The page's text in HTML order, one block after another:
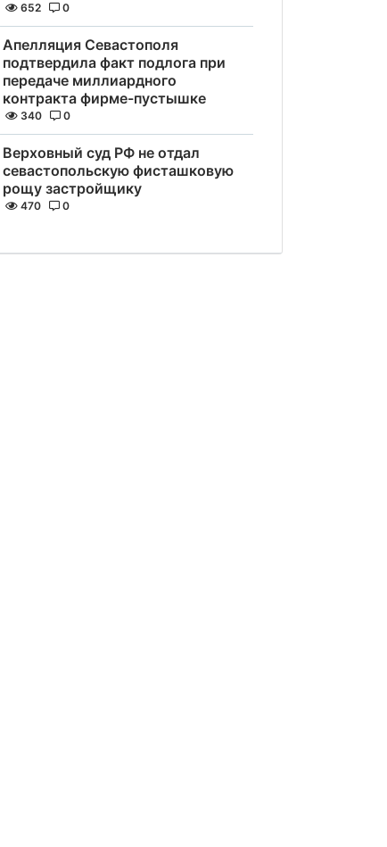
652 0
Апелляция Севастополя
подтвердила факт подлога при
передаче миллиардного
контракта фирме-пустышке
340 0
Верховный суд РФ не отдал
севастопольскую фисташковую
рощу застройщику
470 0